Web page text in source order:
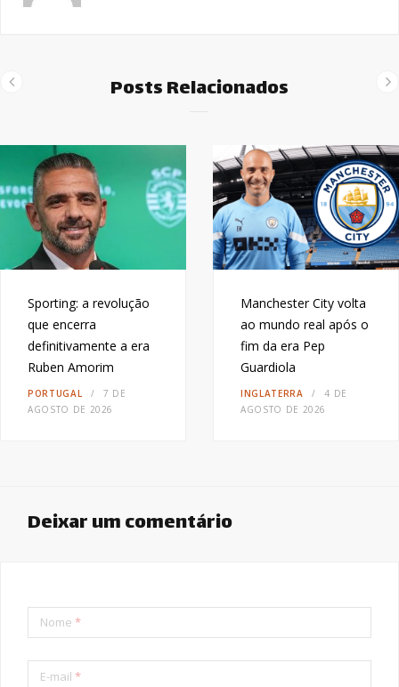
Posts Relacionados
Sporting: a revolução
que encerra
definitivamente a era
Ruben Amorim
PORTUGAL
7 DE
AGOSTO DE 2026
Manchester City volta
ao mundo real após o
fim da era Pep
Guardiola
INGLATERRA
4 DE
AGOSTO DE 2026
Deixar um comentário
Nome *
E-mail *